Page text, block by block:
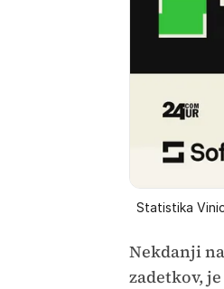
Statistika
Nekdanji
zadetkov,